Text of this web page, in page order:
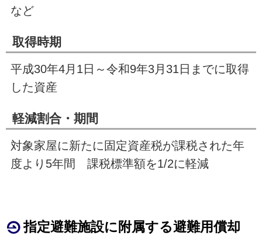
など
取得時期
平成30年4月 1 日～令和9年3月 31 日までに取得
した資産
軽減割合・期間
対象家屋に新たに固定資産税が課税された年
度より 5年間 課税標準額を1/2に軽減
指定避難施設に附属する避難用償却